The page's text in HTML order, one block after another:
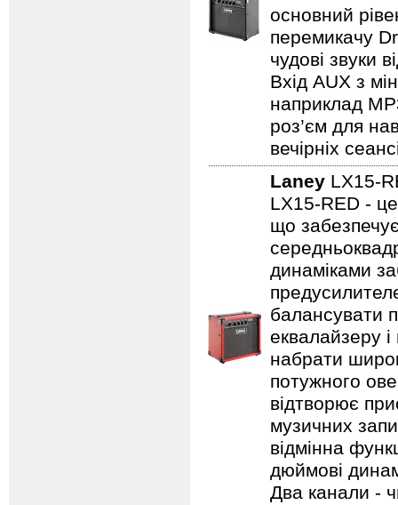
основний
перемикачу
чудові звуки
Вхід AUX з
наприклад
роз’єм для
вечірніх
Laney LX15-
LX15-RED -
що
динаміками
балансувати
еквалайзеру
набрати
потужного
відтворює
музичних
відмінна
дюймові
Два канали -